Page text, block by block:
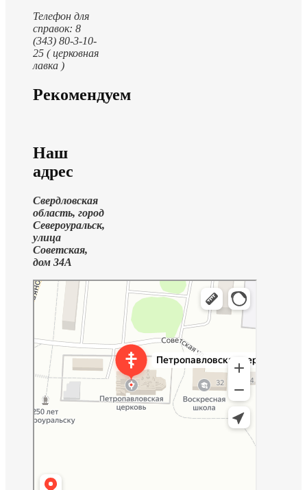
Телефон для
справок: 8
(343) 80-3-10-
25 ( церковная
лавка )
Рекомендуем
Наш
адрес
Свердловская
область, город
Североуральск,
улица
Советская,
дом 34А